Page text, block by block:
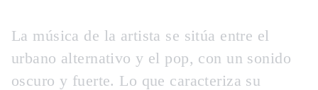
La música de la artista se sitúa entre el
urbano alternativo y el pop, con un sonido
oscuro y fuerte. Lo que caracteriza su